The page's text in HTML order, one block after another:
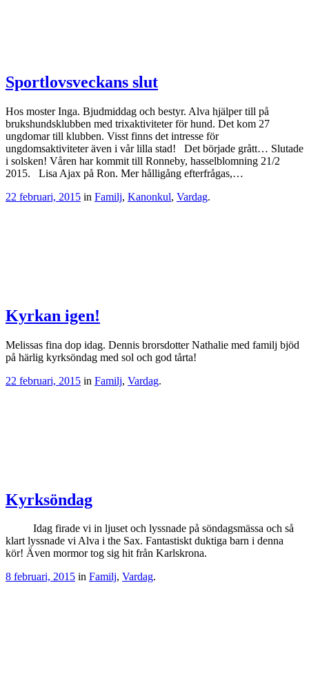
Sportlovsveckans slut
Hos moster Inga. Bjudmiddag och bestyr. Alva hjälper till på
brukshundsklubben med trixaktiviteter för hund. Det kom 27
ungdomar till klubben. Visst finns det intresse för
ungdomsaktiviteter även i vår lilla stad! Det började grått… Slutade
i solsken! Våren har kommit till Ronneby, hasselblomning 21/2
2015. Lisa Ajax på Ron. Mer hålligång efterfrågas,…
22 februari, 2015 in Familj, Kanonkul, Vardag.
Kyrkan igen!
Melissas fina dop idag. Dennis brorsdotter Nathalie med familj bjöd
på härlig kyrksöndag med sol och god tårta!
22 februari, 2015 in Familj, Vardag.
Kyrksöndag
Idag firade vi in ljuset och lyssnade på söndagsmässa och så
klart lyssnade vi Alva i the Sax. Fantastiskt duktiga barn i denna
kör! Även mormor tog sig hit från Karlskrona.
8 februari, 2015 in Familj, Vardag.